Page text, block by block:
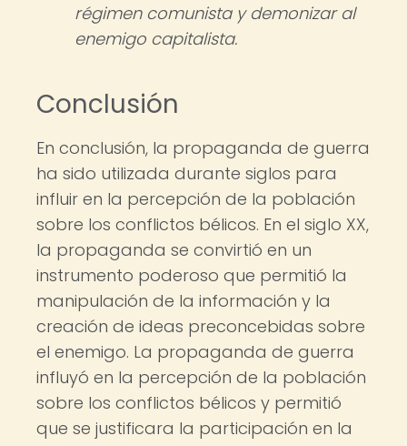
régimen comunista y demonizar al
enemigo capitalista.
Conclusión
En conclusión, la propaganda de guerra
ha sido utilizada durante siglos para
influir en la percepción de la población
sobre los conflictos bélicos. En el siglo XX,
la propaganda se convirtió en un
instrumento poderoso que permitió la
manipulación de la información y la
creación de ideas preconcebidas sobre
el enemigo. La propaganda de guerra
influyó en la percepción de la población
sobre los conflictos bélicos y permitió
que se justificara la participación en la